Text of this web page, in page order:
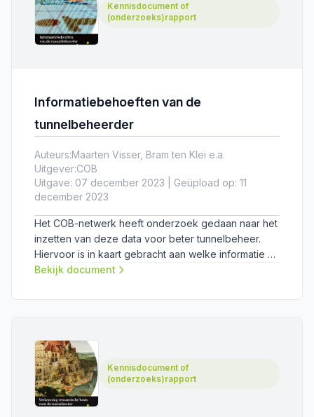
Kennisdocument of
(onderzoeks)rapport
Informatiebehoeften van de
tunnelbeheerder
Auteurs:Maarten Visser, Bram ten Klei e.a.
Uitgever:COB
Uitgave: 07 december 2023 | Geüpload op: 11
december 2023
Het COB-netwerk heeft onderzoek gedaan naar het
inzetten van deze data voor beter tunnelbeheer.
Hiervoor is in kaart gebracht aan welke informatie er
behoefte is bij personen betrokken bij het
Bekijk document
Kennisdocument of
(onderzoeks)rapport